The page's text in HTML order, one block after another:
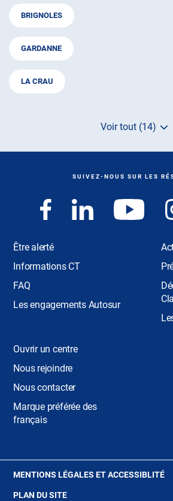
BRIGNOLES
GARDANNE
LA CRAU
Voir tout (14)
de
de
de
SUIVEZ-NOUS SUR LES
Être alerté
Informations CT
FAQ
Les engagements Autosur
Ouvrir un centre
Nous rejoindre
Nous contacter
Marque préférée des
français
MENTIONS LÉGALES ET ACCESSIBLITÉ
PLAN DU SITE